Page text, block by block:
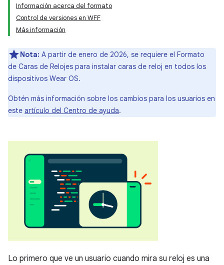
Información acerca del formato
Control de versiones en WFF
Más información
Nota: A partir de enero de 2026, se requiere el Formato
de Caras de Relojes para instalar caras de reloj en todos los
dispositivos Wear OS.
Obtén más información sobre los cambios para los usuarios en
este artículo del Centro de ayuda.
Lo primero que ve un usuario cuando mira su reloj es una